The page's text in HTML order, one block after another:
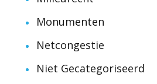
Monumenten
Netcongestie
Niet Gecategoriseerd